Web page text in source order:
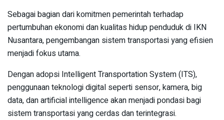
Sebagai bagian dari komitmen pemerintah terhadap
pertumbuhan ekonomi dan kualitas hidup penduduk di IKN
Nusantara, pengembangan sistem transportasi yang efisien
menjadi fokus utama.
Dengan adopsi Intelligent Transportation System (ITS),
penggunaan teknologi digital seperti sensor, kamera, big
data, dan artificial intelligence akan menjadi pondasi bagi
sistem transportasi yang cerdas dan terintegrasi.